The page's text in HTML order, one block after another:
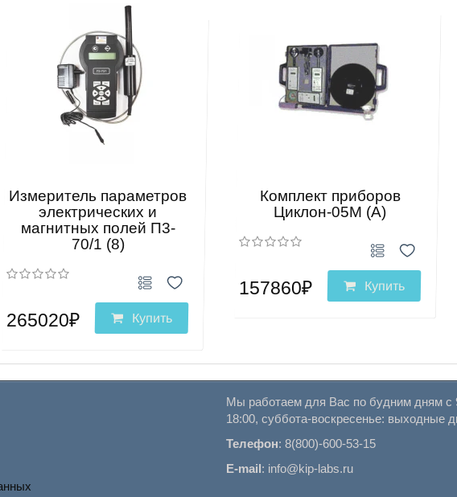
Измеритель параметров
электрических и
магнитных полей П3-
70/1 (8)
265020₽ Купить
Комплект приборов
Циклон-05М (А)
157860₽ Купить
Мы работаем для Вас по будним дням с
18:00, суббота-воскресенье: выходные
Телефон: 8(800)-600-53-15
E-mail: info@kip-labs.ru